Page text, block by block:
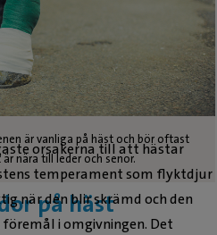
är vanliga på häst och bör oftast
nära till leder och senor.
på häst
orsakerna till att hästar
temperament som flyktdjur
när den blir skrämd och den
föremål i omgivningen. Det